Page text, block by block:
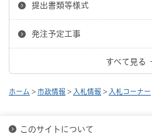
提出書類等様式
発注予定工事
すべて見る
ホーム > 市政情報 > 入札情報 > 入札コーナー
このサイトについて